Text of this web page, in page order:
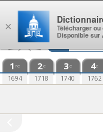
Aller au contenu
1 re
1694
2e
1718
3e
1740
4e
1762
×
Télécharger
Disponible sur